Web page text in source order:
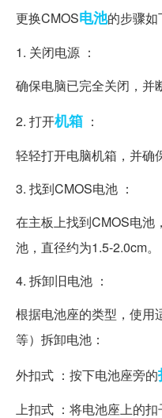
更换CMOS电池的步骤如
1. 关闭电源 ：
确保电脑已完全关闭，并
2. 打开机箱 ：
轻轻打开电脑机箱，并确
3. 找到CMOS电池 ：
在主板上找到CMOS电池
池，直径约为1.5-2.0cm。
4. 拆卸旧电池 ：
根据电池座的类型，使用
等）拆卸电池：
外扣式 ：按下电池座旁的
上扣式 ：将电池座上的扣